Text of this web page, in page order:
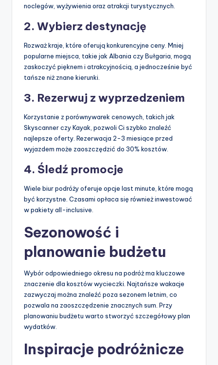
noclegów, wyżywienia oraz atrakcji turystycznych.
2. Wybierz destynację
Rozważ kraje, które oferują konkurencyjne ceny. Mniej
popularne miejsca, takie jak Albania czy Bułgaria, mogą
zaskoczyć pięknem i atrakcyjnością, a jednocześnie być
tańsze niż znane kierunki.
3. Rezerwuj z wyprzedzeniem
Korzystanie z porównywarek cenowych, takich jak
Skyscanner czy Kayak, pozwoli Ci szybko znaleźć
najlepsze oferty. Rezerwacja 2-3 miesiące przed
wyjazdem może zaoszczędzić do 30% kosztów.
4. Śledź promocje
Wiele biur podróży oferuje opcje last minute, które mogą
być korzystne. Czasami opłaca się również inwestować
w pakiety all-inclusive.
Sezonowość i
planowanie budżetu
Wybór odpowiedniego okresu na podróż ma kluczowe
znaczenie dla kosztów wycieczki. Najtańsze wakacje
zazwyczaj można znaleźć poza sezonem letnim, co
pozwala na zaoszczędzenie znacznych sum. Przy
planowaniu budżetu warto stworzyć szczegółowy plan
wydatków.
Inspiracje podróżnicze